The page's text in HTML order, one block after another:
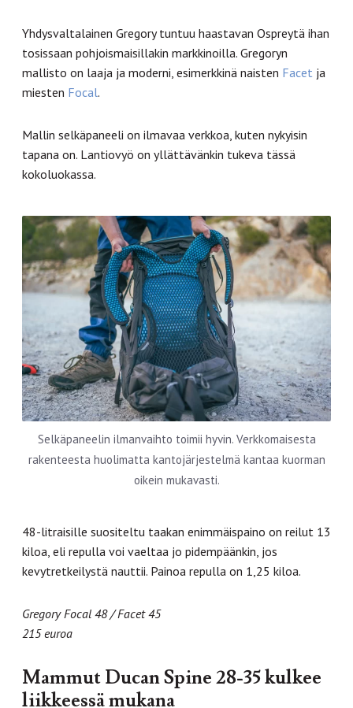
Yhdysvaltalainen Gregory tuntuu haastavan Ospreytä ihan
tosissaan pohjoismaisillakin markkinoilla. Gregoryn
mallisto on laaja ja moderni, esimerkkinä naisten Facet ja
miesten Focal.
Mallin selkäpaneeli on ilmavaa verkkoa, kuten nykyisin
tapana on. Lantiovyö on yllättävänkin tukeva tässä
kokoluokassa.
Selkäpaneelin ilmanvaihto toimii hyvin. Verkkomaisesta
rakenteesta huolimatta kantojärjestelmä kantaa kuorman
oikein mukavasti.
48-litraisille suositeltu taakan enimmäispaino on reilut 13
kiloa, eli repulla voi vaeltaa jo pidempäänkin, jos
kevytretkeilystä nauttii. Painoa repulla on 1,25 kiloa.
Gregory Focal 48 / Facet 45
215 euroa
Mammut Ducan Spine 28-35 kulkee
liikkeessä mukana